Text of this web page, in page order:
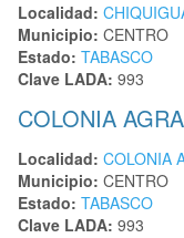
Localidad:
Municipio: CENTRO
Estado: TABASCO
Clave LADA: 993
COLONIA
Localidad: COLONIA
Municipio: CENTRO
Estado: TABASCO
Clave LADA: 993